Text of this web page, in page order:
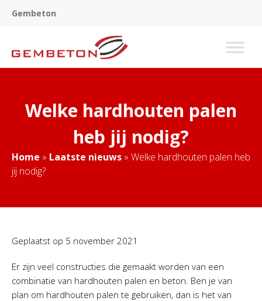
Gembeton
Welke hardhouten palen
heb jij nodig?
Home » Laatste nieuws » Welke hardhouten palen heb
jij nodig?
Geplaatst op 5 november 2021
Er zijn veel constructies die gemaakt worden van een
combinatie van hardhouten palen en beton. Ben je van
plan om hardhouten palen te gebruiken, dan is het van